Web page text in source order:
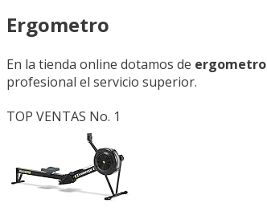
Ergometro
En la tienda online dotamos de ergometro
profesional el servicio superior.
TOP VENTAS No. 1